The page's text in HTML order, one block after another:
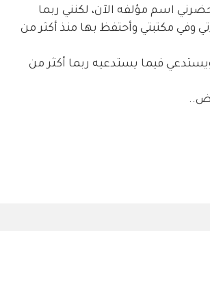
اسم مؤلفه الآن، لكنني ربما
وفي مكتبتي وأحتفظ بها منذ أكثر من
فيما يستدعيه ربما أكثر من